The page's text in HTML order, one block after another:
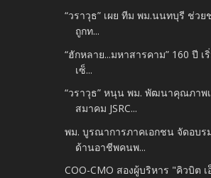
“วราวุธ” เผย ทีม พม.นนทบุรี ช่วย
ถูกท...
“ฮักหลาย...มหาสารคาม” 160 ปี
เซ็...
“วราวุธ” หนุน พม. พัฒนาคุณภาพ
สมาคม JSRC...
พม. บูรณาการภาคเอกชน จัดอบ
ด้านอาชีพคนพ...
COO-CMO สองผู้บริหาร "คิวบิต